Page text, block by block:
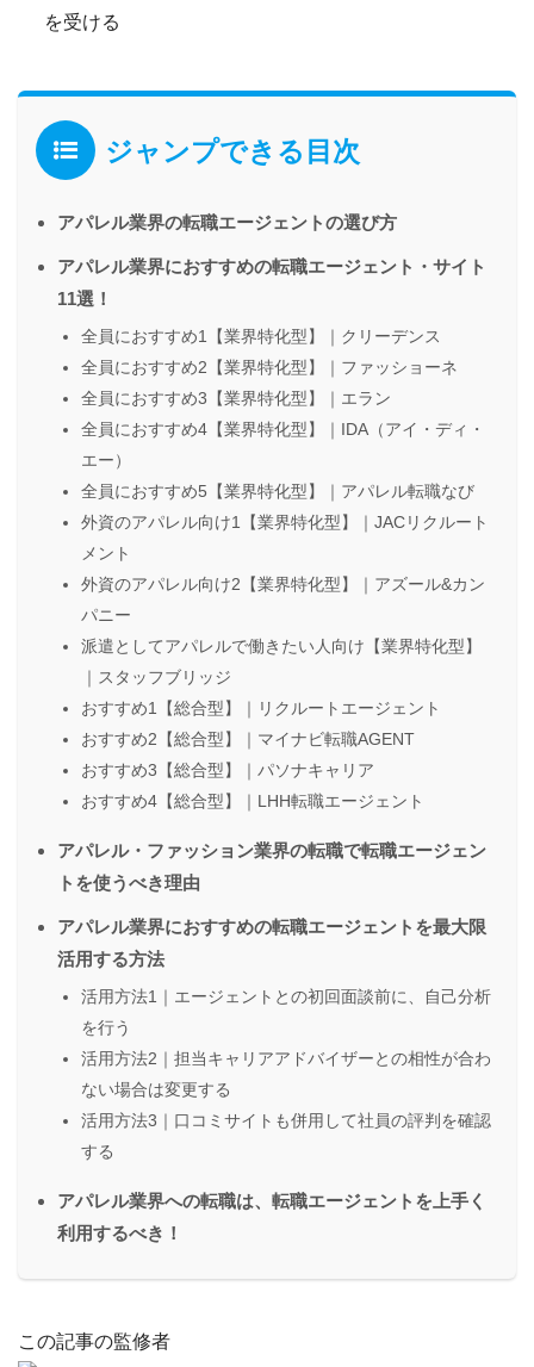
を受ける
ジャンプできる目次
アパレル業界の転職エージェントの選び方
アパレル業界におすすめの転職エージェント・サイト
11選！
全員におすすめ1【業界特化型】｜クリーデンス
全員におすすめ2【業界特化型】｜ファッショーネ
全員におすすめ3【業界特化型】｜エラン
全員におすすめ4【業界特化型】｜IDA（アイ・ディ・
エー）
全員におすすめ5【業界特化型】｜アパレル転職なび
外資のアパレル向け1【業界特化型】｜JACリクルート
メント
外資のアパレル向け2【業界特化型】｜アズール&カン
パニー
派遣としてアパレルで働きたい人向け【業界特化型】
｜スタッフブリッジ
おすすめ1【総合型】｜リクルートエージェント
おすすめ2【総合型】｜マイナビ転職AGENT
おすすめ3【総合型】｜パソナキャリア
おすすめ4【総合型】｜LHH転職エージェント
アパレル・ファッション業界の転職で転職エージェン
トを使うべき理由
アパレル業界におすすめの転職エージェントを最大限
活用する方法
活用方法1｜エージェントとの初回面談前に、自己分析
を行う
活用方法2｜担当キャリアアドバイザーとの相性が合わ
ない場合は変更する
活用方法3｜口コミサイトも併用して社員の評判を確認
する
アパレル業界への転職は、転職エージェントを上手く
利用するべき！
この記事の監修者